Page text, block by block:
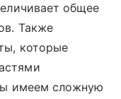
общее
Также
которые
имеем сложную